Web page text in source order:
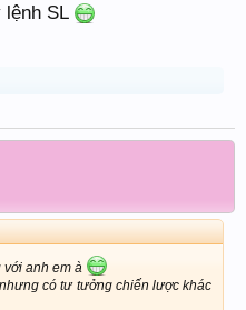
SL
với anh em à
có tư tưởng chiến lược khác